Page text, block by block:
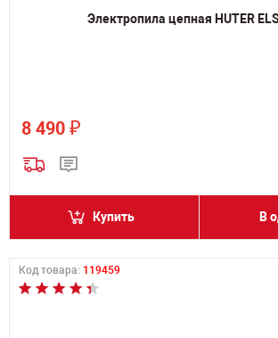
Электропила цепная HUTER
8 490 ₽
Купить В
Код товара: 119459